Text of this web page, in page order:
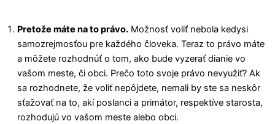
Pretože máte na to právo. Možnosť voliť nebola kedysi
samozrejmosťou pre každého človeka. Teraz to právo máte
a môžete rozhodnúť o tom, ako bude vyzerať dianie vo
vašom meste, či obci. Prečo toto svoje právo nevyužiť? Ak
sa rozhodnete, že voliť nepôjdete, nemali by ste sa neskôr
sťažovať na to, akí poslanci a primátor, respektíve starosta,
rozhodujú vo vašom meste alebo obci.